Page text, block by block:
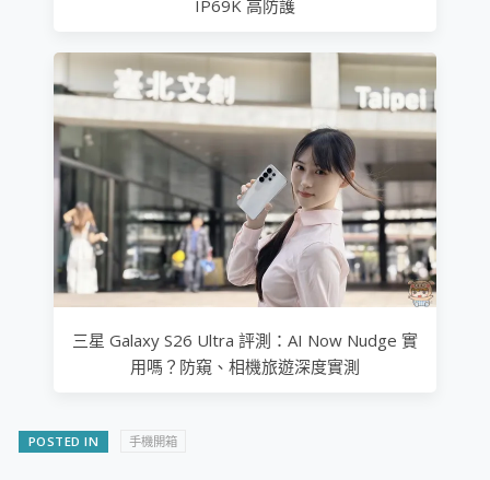
IP69K 高防護
三星 Galaxy S26 Ultra 評測：AI Now Nudge 實
用嗎？防窺、相機旅遊深度實測
POSTED IN 手機開箱